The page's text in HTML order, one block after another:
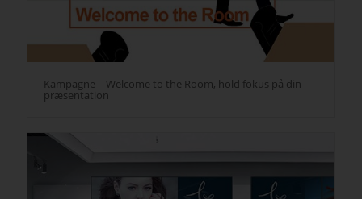
Kampagne – Welcome to the Room, hold fokus på din
præsentation